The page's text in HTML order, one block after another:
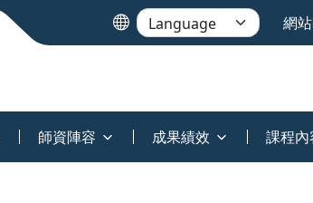
網
師資陣容 成果績效 課程內